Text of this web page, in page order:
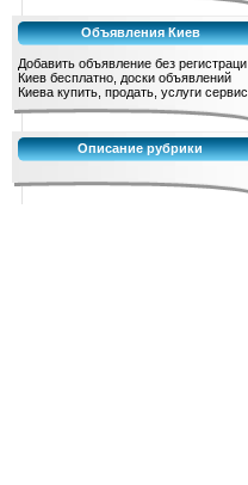
Объявления Киев
Добавить объявление без регистраци
Киев бесплатно, доски объявлений
Киева купить, продать, услуги сервис
Описание рубрики